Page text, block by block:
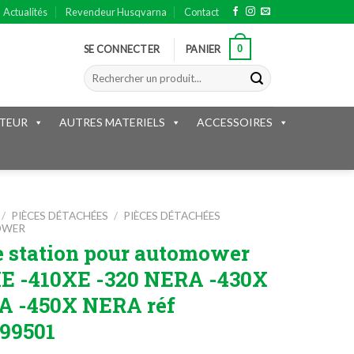
Actualités Revendeur Husqvarna Contact
SE CONNECTER PANIER
0
Recherche
pour :
AUTRES MATERIELS ACCESSOIRES
/ PIÈCES DÉTACHÉES / PIÈCES DÉTACHÉES
station pour automower
-410XE -320 NERA -430X
-450X NERA réf